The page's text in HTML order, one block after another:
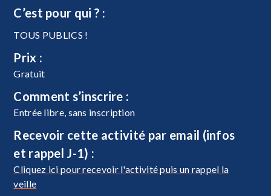
C’est pour qui ? :
TOUS PUBLICS !
Prix :
Gratuit
Comment s’inscrire :
Entrée libre, sans inscription
Recevoir cette activité par email (infos
et rappel J-1) :
Cliquez ici pour recevoir l'activité puis un rappel la
veille